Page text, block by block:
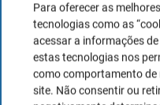
Para oferecer as
tecnologias como as
acessar a informações
estas tecnologias nos
como comportamento de
site. Não consentir ou
FCA (UK): Para
licença: 609146
FSC (Bulgária)